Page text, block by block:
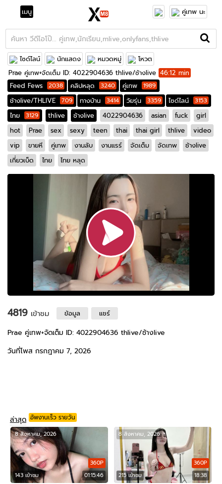
เมนู คู่เทพ นะ
ไซด์ไลน์ นักแสดง หมวดหมู่
โหวต
Prae คู่เทพ+จัดเต็ม ID: 4022904636 thlive/ช้างlive 46:12 min
Feed Fews
2038 คลิปหลุด 3240 คู่เทพ 1989
ช้างlive/THLIVE 709 ทางบ้าน 3414 วัยรุ่น 3359 ไซด์ไลน์ 3153
ไทย 3129 thlive ช้างlive 4022904636 asian fuck
girl
hot
Prae sex sexy teen thai thai girl thlive
video
vip
ขายหี คู่เทพ งานลับ งานแรร์ จัดเต็ม จัดเทพ
ช้างlive
เกี่ยวเบ็ด
ไทย ไทย หลุด
4819 เข้าชม ข้อมูล แชร์
Prae คู่เทพ+จัดเต็ม ID: 4022904636 thlive/ช้างlive
วันที่โพส กรกฎาคม 7, 2026
ล่าสุด อัพงานเร็ว รายวัน
143 เข้าชม 01:15:46
360P
8 สิงหาคม, 2026
215 เข้าชม 18:38
360P
8 สิงหาคม, 2026